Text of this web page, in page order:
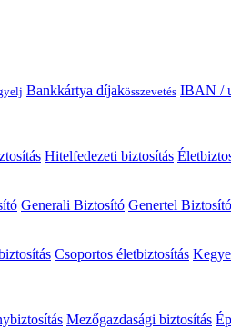
Bankkártya díjakösszevetés IBAN /
Hitelfedezeti biztosítás
Generali Biztosító Genertel Biztosító
Csoportos életbiztosítás
Mezőgazdasági biztosítás